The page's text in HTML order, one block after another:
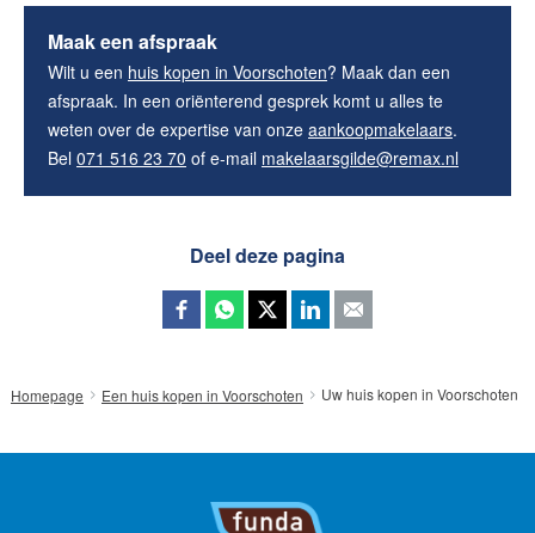
Maak een afspraak
Wilt u een huis kopen in Voorschoten? Maak dan een
afspraak. In een oriënterend gesprek komt u alles te
weten over de expertise van onze aankoopmakelaars.
Bel 071 516 23 70 of e-mail makelaarsgilde@remax.nl
Deel deze pagina
Homepage Een huis kopen in Voorschoten Uw huis kopen in Voorschoten